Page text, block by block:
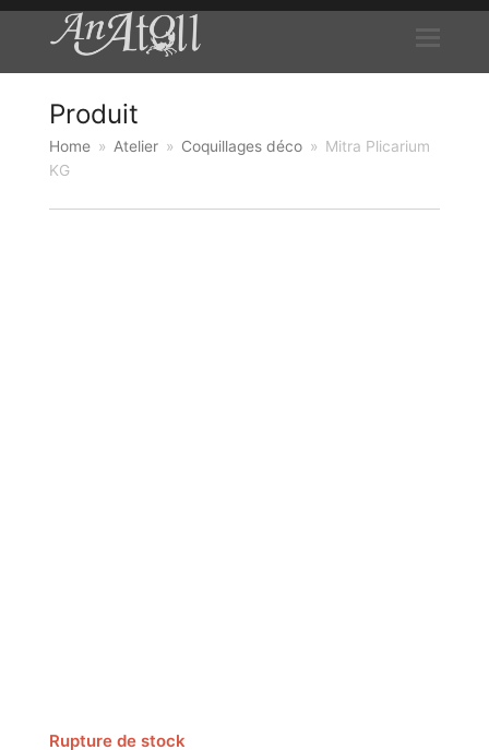
Produit
Home » Atelier » Coquillages déco » Mitra Plicarium
KG
Rupture de stock